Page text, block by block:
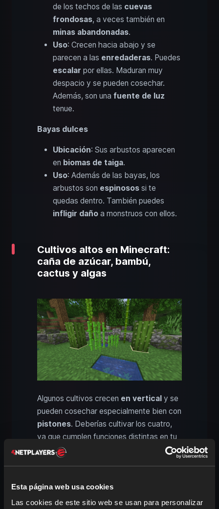
Esta página web usa cookies
Las cookies de este sitio web se usan para personalizar
de los techos de las cuevas
frondosas, a veces también en
minas abandonadas.
Uso: Crecen hacia abajo y se
parecen a las enredaderas. Puedes
escalar por ellas. Maduran muy
despacio y se pueden cosechar.
Además, son una fuente de luz
tenue.
Bayas dulces
Ubicación: Sus arbustos aparecen
en biomas de taiga.
Uso: Además de las bayas, los
arbustos son espinosos si te
quedas dentro. También puedes
infligir daño a monstruos con ellos.
Cultivos altos en Minecraft:
caña de azúcar, bambú,
cactus y algas
Algunos cultivos crecen en vertical y se
pueden cosechar especialmente bien con
pistones. Deberías cultivar los cuatro,
ya que cumplen funciones distintas en tu
mundo.
Ubicación: Se genera
y puede encontrarse en todas